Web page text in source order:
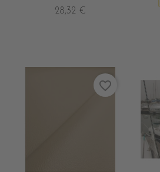
28,32 €
favorite_border